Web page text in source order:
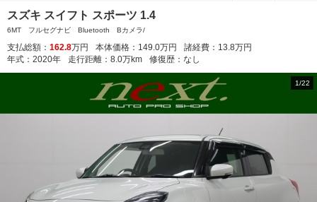
スズキ スイフト スポーツ 1.4
6MT フルセグナビ Bluetooth Bカメラ/
支払総額： 162.8万円 本体価格： 149.0万円 諸経費： 13.8万円
年式： 2020年 走行距離： 8.0万km 修復歴： なし
1/22